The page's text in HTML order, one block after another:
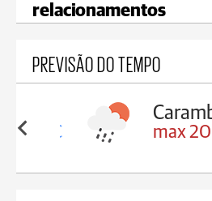
relacionamentos
PREVISÃO DO TEMPO
18°C max